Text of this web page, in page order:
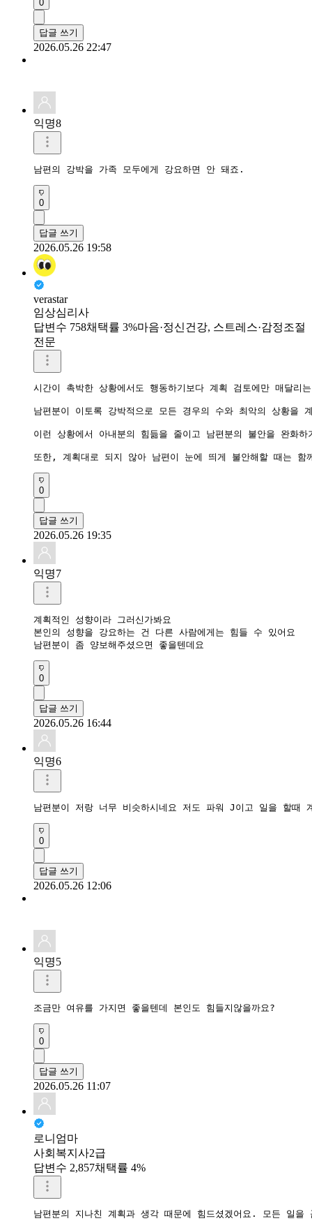
0
답글 쓰기
2026.05.26 22:47
익명8
남편의 강박을 가족 모두에게 강요하면 안 돼죠.
0
답글 쓰기
2026.05.26 19:58
verastar
임상심리사
답변수 758채택률 3%마음·정신건강, 스트레스·감정조절
전문
시간이 촉박한 상황에서도 행동하기보다 계획 검토에만 매달
남편분이 이토록 강박적으로 모든 경우의 수와 최악의 상황
이런 상황에서 아내분의 힘듦을 줄이고 남편분의 불안을 완
또한, 계획대로 되지 않아 남편이 눈에 띄게 불안해할 때는 함
0
답글 쓰기
2026.05.26 19:35
익명7
계획적인 성향이라 그러신가봐요
본인의 성향을 강요하는 건 다른 사람에게는 힘들 수 있어요
남편분이 좀 양보해주셨으면 좋을텐데요
0
답글 쓰기
2026.05.26 16:44
익명6
남편분이 저랑 너무 비슷하시네요 저도 파워 J이고 일을 할때
0
답글 쓰기
2026.05.26 12:06
익명5
조금만 여유를 가지면 좋을텐데 본인도 힘들지않을까요?
0
답글 쓰기
2026.05.26 11:07
로니엄마
사회복지사2급
답변수 2,857채택률 4%
남편분의 지나친 계획과 생각 때문에 힘드셨겠어요. 모든 일